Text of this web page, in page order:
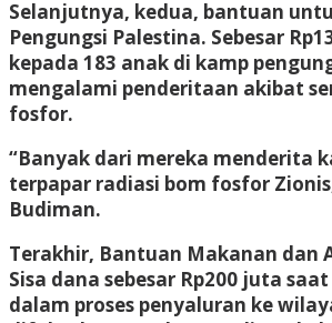
Selanjutnya, kedua, bantuan
Pengungsi Palestina. Sebesar
kepada 183 anak di kamp
mengalami penderitaan akibat
fosfor.
“Banyak dari mereka menderita
terpapar radiasi bom fosfor
Budiman.
Terakhir, Bantuan Makanan dan
Sisa dana sebesar Rp200 juta
dalam proses penyaluran ke